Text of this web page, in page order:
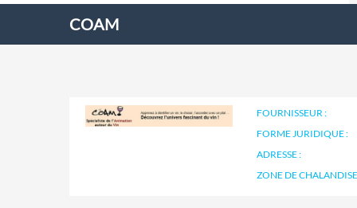
COAM
FOURNISSEUR :
FORME JURIDIQUE :
ADRESSE :
ZONE DE